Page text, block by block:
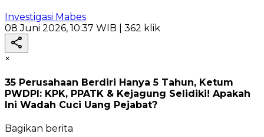
Investigasi Mabes
08 Juni 2026, 10:37 WIB | 362 klik
×
35 Perusahaan Berdiri Hanya 5 Tahun, Ketum
PWDPI: KPK, PPATK & Kejagung Selidiki! Apakah
Ini Wadah Cuci Uang Pejabat?
Bagikan berita